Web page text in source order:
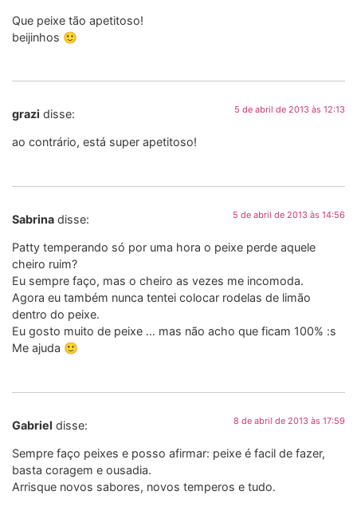
Que peixe tão apetitoso!
beijinhos 🙂
grazi disse: 5 de abril de 2013 às 12:13
ao contrário, está super apetitoso!
Sabrina disse: 5 de abril de 2013 às 14:56
Patty temperando só por uma hora o peixe perde aquele
cheiro ruim?
Eu sempre faço, mas o cheiro as vezes me incomoda.
Agora eu também nunca tentei colocar rodelas de limão
dentro do peixe.
Eu gosto muito de peixe … mas não acho que ficam 100% :s
Me ajuda 🙂
Gabriel disse: 8 de abril de 2013 às 17:59
Sempre faço peixes e posso afirmar: peixe é facil de fazer,
basta coragem e ousadia.
Arrisque novos sabores, novos temperos e tudo.